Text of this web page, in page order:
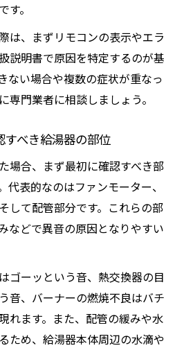
。
は、まずリモコンの表示やエラ
説明書で原因を特定するのが基
ない場合や複数の症状が重なっ
専門業者に相談しましょう。
べき給湯器の部位
場合、まず最初に確認すべき部
代表的なのはファンモーター、
して配管部分です。これらの部
などで異音の原因となりやすい
ゴーッという音、熱交換器の目
音、バーナーの燃焼不良はバチ
れます。また、配管の緩みや水
ため、給湯器本体周辺の水滴や